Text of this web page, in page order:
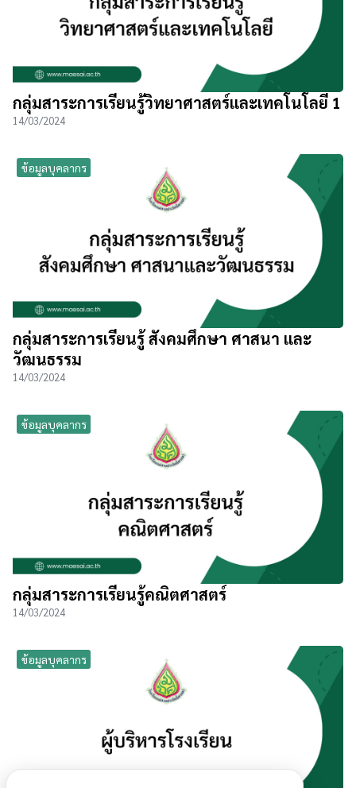
กลุ่มสาระการเรียนรู้วิทยาศาสตร์และเทคโนโลยี 1
14/03/2024
ข้อมูลบุคลากร
กลุ่มสาระการเรียนรู้ สังคมศึกษา ศาสนา และ
วัฒนธรรม
14/03/2024
ข้อมูลบุคลากร
กลุ่มสาระการเรียนรู้คณิตศาสตร์
14/03/2024
ข้อมูลบุคลากร